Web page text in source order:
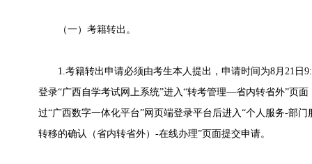
（一）考籍转出。
1.考籍转出申请必须由考生本人提出，申请时间为8月21日
登录“广西自学考试网上系统”进入“转考管理—省内转省外”页
过“广西数字一体化平台”网页端登录平台后进入“个人服务-部
转移的确认（省内转省外）-在线办理”页面提交申请。